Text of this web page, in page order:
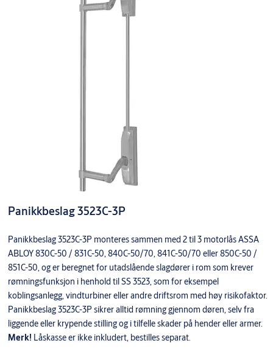
Panikkbeslag 3523C-3P
Panikkbeslag 3523C-3P monteres sammen med 2 til 3 motorlås ASSA
ABLOY 830C-50 / 831C-50, 840C-50/70, 841C-50/70 eller 850C-50 /
851C-50, og er beregnet for utadslående slagdører i rom som krever
rømningsfunksjon i henhold til SS 3523, som for eksempel
koblingsanlegg, vindturbiner eller andre driftsrom med høy risikofaktor.
Panikkbeslag 3523C-3P sikrer alltid rømning gjennom døren, selv fra
liggende eller krypende stilling og i tilfelle skader på hender eller armer.
Merk! Låskasse er ikke inkludert, bestilles separat.